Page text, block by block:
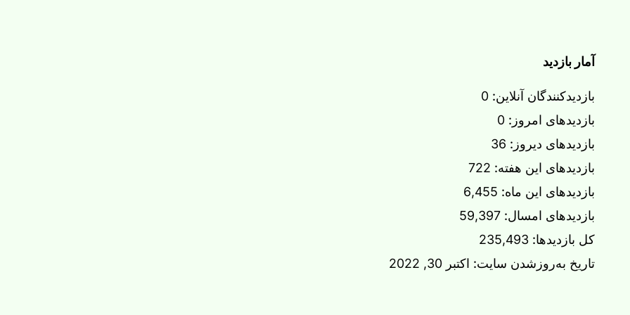
آمار بازدید
بازدیدکنندگان آنلاین: 0
بازدیدهای امروز: 0
بازدیدهای دیروز: 36
بازدیدهای این هفته: 722
بازدیدهای این ماه: 6,455
بازدیدهای امسال: 59,397
کل بازدیدها: 235,493
تاریخ به‌روزشدن سایت: اکتبر 30, 2022